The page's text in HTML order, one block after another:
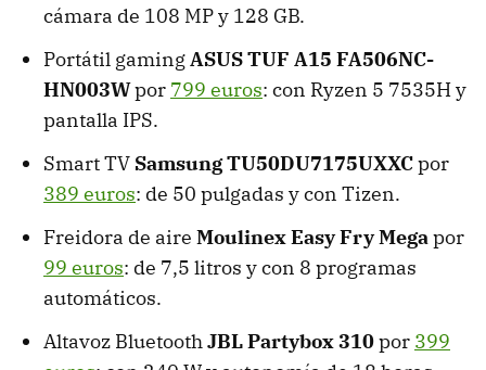
cámara de 108 MP y 128 GB.
Portátil gamingASUS TUF A15 FA506NC-
HN003Wpor 799 euros: con Ryzen 5 7535H y
pantalla IPS.
Smart TV Samsung TU50DU7175UXXCpor
389 euros: de 50 pulgadas y con Tizen.
Freidora de aire Moulinex Easy Fry Megapor
99 euros: de 7,5 litros y con 8 programas
automáticos.
Altavoz BluetoothJBL Partybox 310por 399